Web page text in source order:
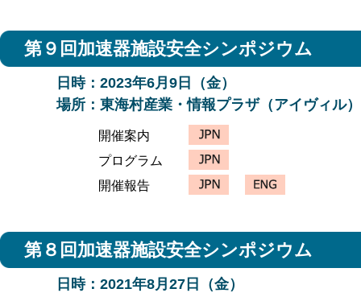
第7回シンポジウム・最終版プログラム（ポスター発表
第7回加速器施設安全シンポジウムの案内
を掲載しま
より参加登録をお願いいたします。
第7回加速器施設安全シンポジウムは、2020年1月23
本HP等でご案内いたします。
第6回加速器施設安全シンポジウムの報告記事が、J-
第6回加速器施設安全シンポジウムは、117名の方にご
多くの皆様のご参加とご協力に御礼申し上げます。
第９回加速器施設安全シンポジウム
日時：2023年6月9日（金）
場所：東海村産業・情報プラザ（アイヴィル）
開催案内
プログラム
開催報告
第８回加速器施設安全シンポジウム
日時：2021年8月27日（金）